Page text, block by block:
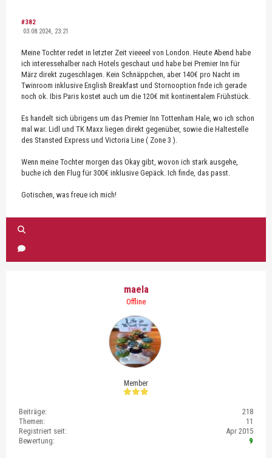
#382
03.08.2024, 23:21
Meine Tochter redet in letzter Zeit vieeeel von London. Heute Abend habe
ich interessehalber nach Hotels geschaut und habe bei Premier Inn für
März direkt zugeschlagen. Kein Schnäppchen, aber 140€ pro Nacht im
Twinroom inklusive English Breakfast und Stornooption fnde ich gerade
noch ok. Ibis Paris kostet auch um die 120€ mit kontinentalem Frühstück.
Es handelt sich übrigens um das Premier Inn Tottenham Hale, wo ich schon
mal war. Lidl und TK Maxx liegen direkt gegenüber, sowie die Haltestelle
des Stansted Express und Victoria Line ( Zone 3 ).
Wenn meine Tochter morgen das Okay gibt, wovon ich stark ausgehe,
buche ich den Flug für 300€ inklusive Gepäck. Ich finde, das passt.
Gotischen, was freue ich mich!
maela
Offline
Member
Beiträge:
218
Themen:
11
Registriert seit:
Apr 2015
Bewertung:
9